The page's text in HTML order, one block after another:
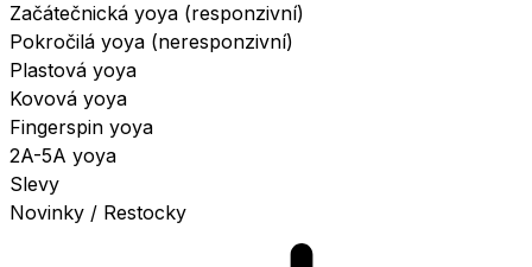
Začátečnická yoya (responzivní)
Pokročilá yoya (neresponzivní)
Plastová yoya
Kovová yoya
Fingerspin yoya
2A-5A yoya
Slevy
Novinky / Restocky